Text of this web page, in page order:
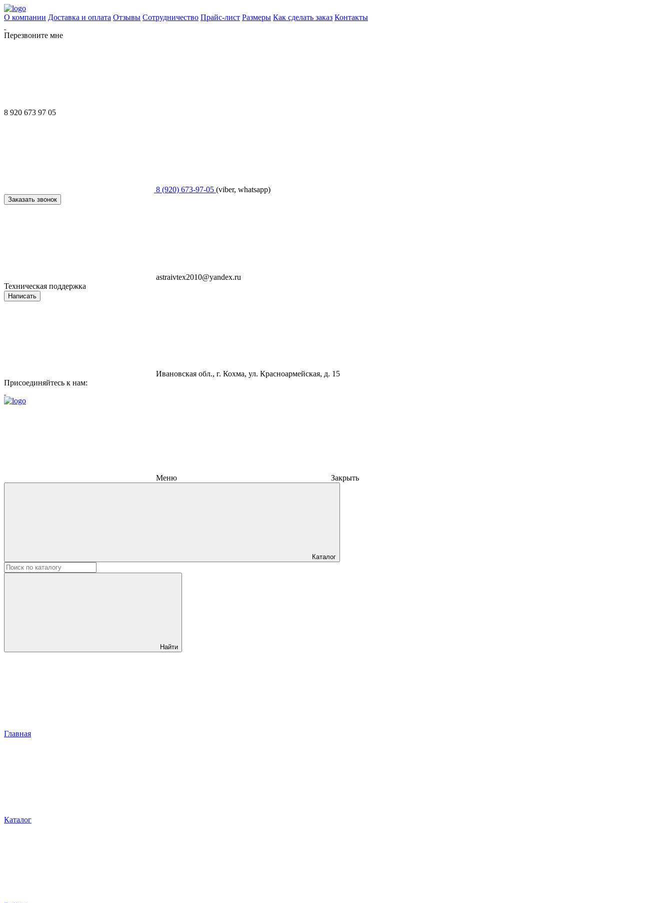
О компании Доставка и оплата Отзывы Сотрудничество Прайс-лист Размеры Как сделать заказ Контакты
Перезвоните мне
8 920 673 97 05
8 (920) 673-97-05 (viber, whatsapp)
Заказать звонок
astraivtex2010@yandex.ru
Техническая поддержка
Написать
Ивановская обл., г. Кохма, ул. Красноармейская, д. 15
Присоединяйтесь к нам:
Меню Закрыть
Каталог
Найти
Главная
Каталог